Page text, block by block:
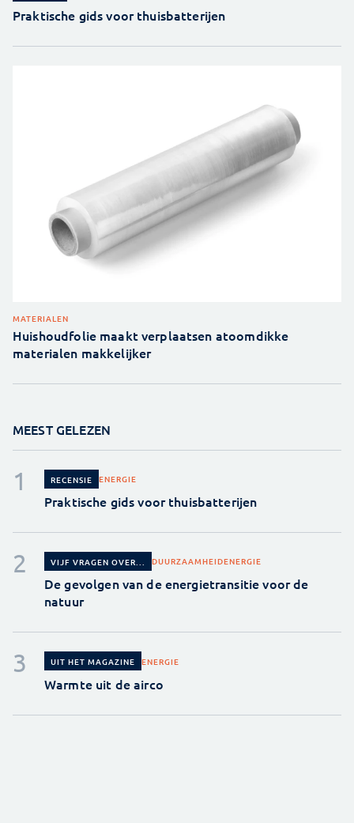
Praktische gids voor thuisbatterijen
MATERIALEN
Huishoudfolie maakt verplaatsen atoomdikke
materialen makkelijker
MEEST GELEZEN
RECENSIE ENERGIE
Praktische gids voor thuisbatterijen
VIJF VRAGEN OVER... DUURZAAMHEIDENERGIE
De gevolgen van de energietransitie voor de
natuur
UIT HET MAGAZINE ENERGIE
Warmte uit de airco